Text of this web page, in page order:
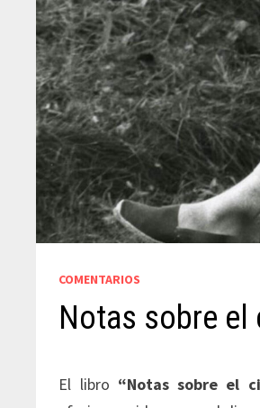
COMENTARIOS
Notas sobre el
El libro “Notas sobre el